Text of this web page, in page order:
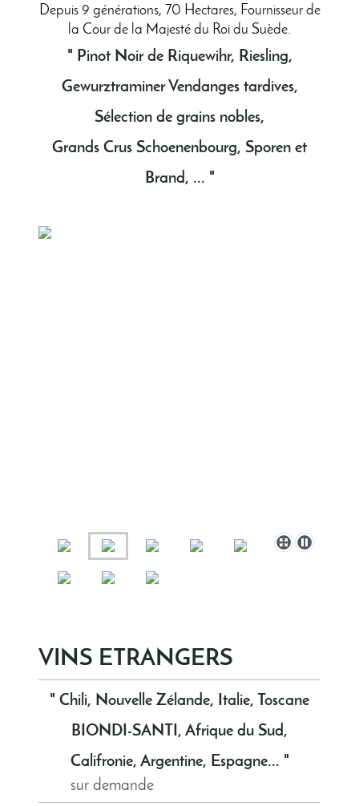
Depuis 9 générations, 70 Hectares, Fournisseur de
la Cour de la Majesté du Roi du Suède.
" Pinot Noir de Riquewihr, Riesling,
Gewurztraminer Vendanges tardives,
Sélection de grains nobles,
Grands Crus Schoenenbourg, Sporen et
Brand, ... "
VINS ETRANGERS
" Chili, Nouvelle Zélande, Italie, Toscane
BIONDI-SANTI, Afrique du Sud,
Califronie, Argentine, Espagne... "
sur demande